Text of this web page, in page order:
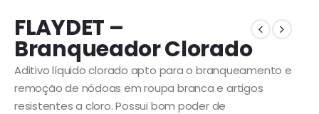
FLAYDET –
Branqueador Clorado
Aditivo líquido clorado apto para o branqueamento e
remoção de nódoas em roupa branca e artigos
resistentes a cloro. Possui bom poder de